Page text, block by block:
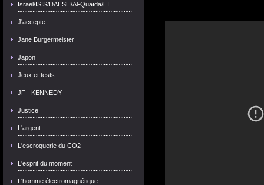
Israël/ISIS/DAESH/Al-Quaïda/EI
J'accepte
Jane Burgermeister
Japon
Jeux et tests
JF - KENNEDY
Justice
L'argent
L'escroquerie du CO2
L'esprit du moment
L'homme électromagnétique